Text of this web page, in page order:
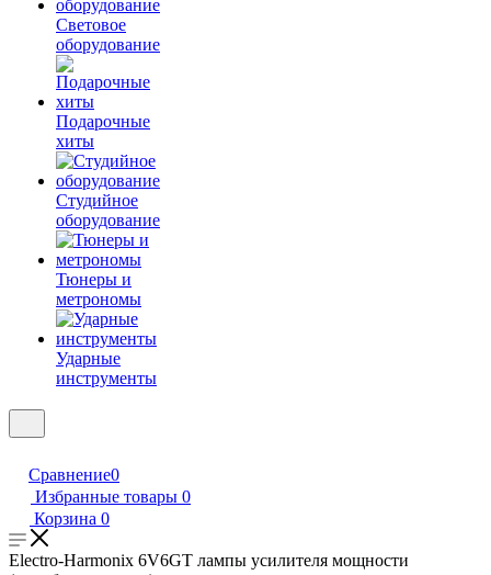
Световое
оборудование
Подарочные
хиты
Студийное
оборудование
Тюнеры и
метрономы
Ударные
инструменты
Сравнение0
Избранные товары 0
Корзина 0
Electro-Harmonix 6V6GT лампы усилителя мощности